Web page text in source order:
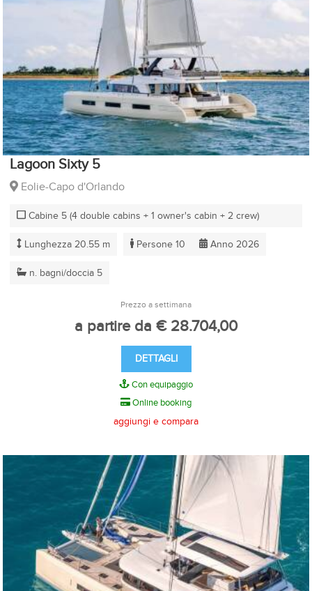
Lagoon Sixty 5
Eolie-Capo d'Orlando
Cabine 5 (4 double cabins + 1 owner's cabin + 2 crew)
Lunghezza 20.55 m Persone 10 Anno 2026
n. bagni/doccia 5
Prezzo a settimana
a partire da € 28.704,00
DETTAGLI
Con equipaggio
Online booking
aggiungi e compara